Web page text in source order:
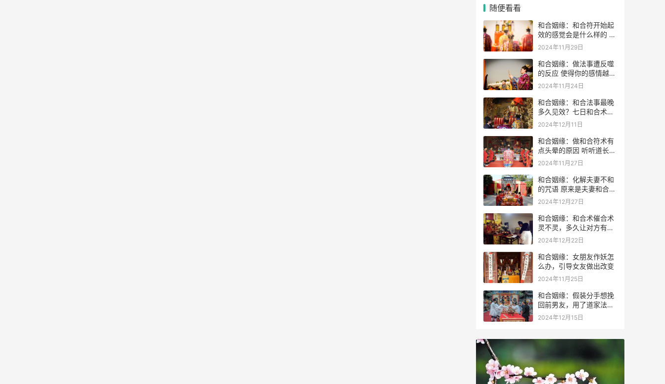
随便看看
和合姻缘：和合符开始起
效的感觉会是什么样的 如
何判断和合术是否起效
2024年11月29日
和合姻缘：做法事遭反噬
的反应 使得你的感情越变
越差
2024年11月24日
和合姻缘：和合法事最晚
多久见效？七日和合术可
靠吗？
2024年12月11日
和合姻缘：做和合符术有
点头晕的原因 听听道长的
解析
2024年11月27日
和合姻缘：化解夫妻不和
的咒语 原来是夫妻和合术
咒语
2024年12月27日
和合姻缘：和合术催合术
灵不灵，多久让对方有感
应？
2024年12月22日
和合姻缘：女朋友作妖怎
么办，引导女友做出改变
2024年11月25日
和合姻缘：假装分手想挽
回前男友，用了道家法术
成功进行挽回
2024年12月15日